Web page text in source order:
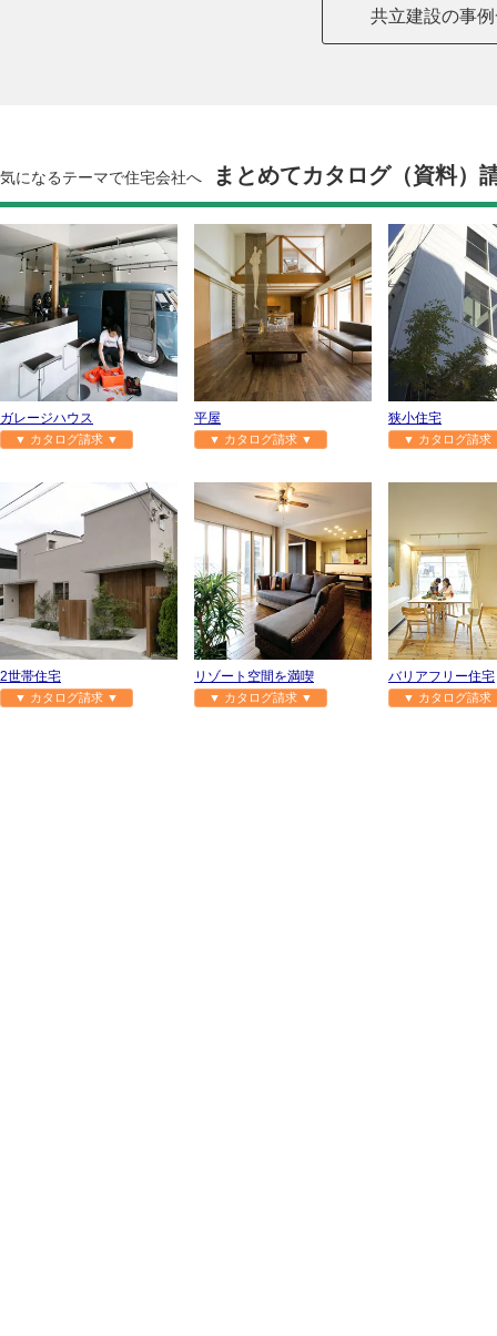
共立建設の事
気になるテーマで住宅会社へ まとめてカタログ（資料）
ガレージハウス
▼ カタログ請求 ▼
平屋
▼ カタログ請求 ▼
狭小住宅
▼ カタログ請
2世帯住宅
▼ カタログ請求 ▼
リゾート空間を満喫
▼ カタログ請求 ▼
バリアフリー住宅
▼ カタログ請